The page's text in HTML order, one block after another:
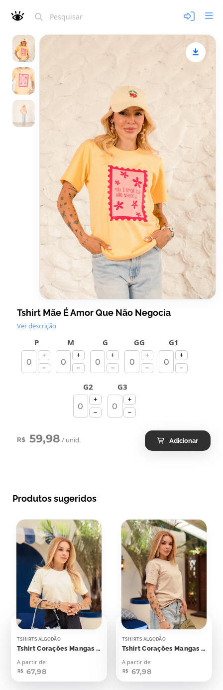
Tshirt Mãe É Amor Que Não Negocia
Ver descrição
P M G GG G1
G2 G3
R$ 59,98 / unid. Adicionar
Produtos sugeridos
TSHIRTS ALGODÃO
Tshirt Corações Mangas Aplicação
A partir de:
R$ 67,98
TSHIRTS ALGODÃO
Tshirt Corações Mangas Aplicação
A partir de:
R$ 67,98